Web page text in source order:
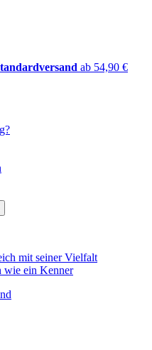
ab 54,90 €
mit seiner Vielfalt
wie ein Kenner